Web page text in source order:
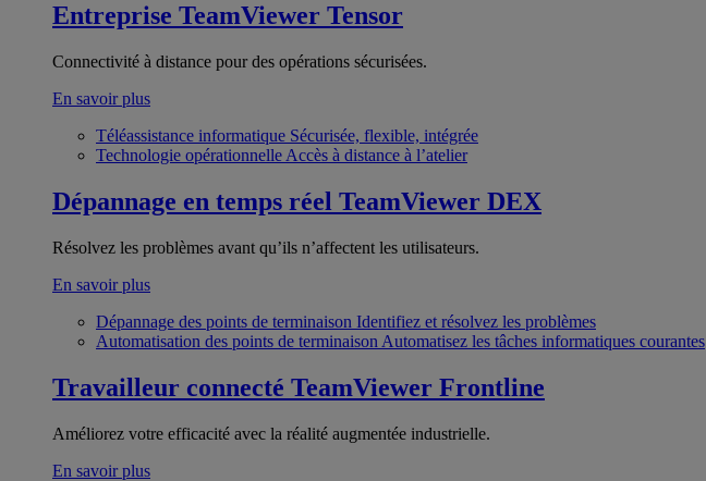
Entreprise TeamViewer Tensor
Connectivité à distance pour des opérations sécurisées.
En savoir plus
Téléassistance informatique Sécurisée, flexible, intégrée
Technologie opérationnelle Accès à distance à l’atelier
Dépannage en temps réel TeamViewer DEX
Résolvez les problèmes avant qu’ils n’affectent les utilisateurs.
En savoir plus
Dépannage des points de terminaison Identifiez et résolvez les problèmes
Automatisation des points de terminaison Automatisez les tâches informatiques courantes
Travailleur connecté TeamViewer Frontline
Améliorez votre efficacité avec la réalité augmentée industrielle.
En savoir plus